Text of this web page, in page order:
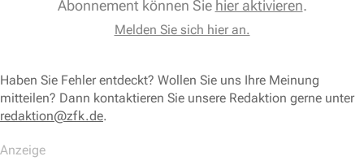
Abonnement können Sie hier aktivieren.
Melden Sie sich hier an.
Haben Sie Fehler entdeckt? Wollen Sie uns Ihre Meinung
mitteilen? Dann kontaktieren Sie unsere Redaktion gerne unter
redaktion@zfk.de.